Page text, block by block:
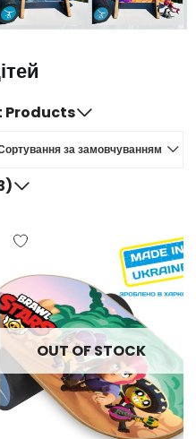
Products
за замовчуванням
OUT OF STOCK